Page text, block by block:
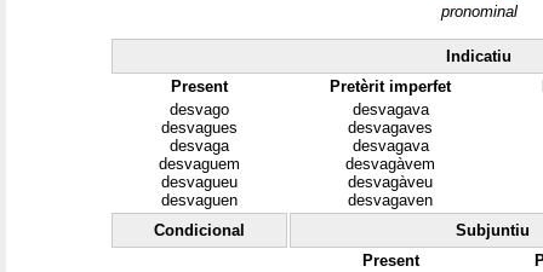
pronominal
Indicatiu
Present
Pretèrit imperfet
desvago
desvagues
desvaga
desvaguem
desvagueu
desvaguen
desvagava
desvagaves
desvagava
desvagàvem
desvagàveu
desvagaven
Condicional
Subjuntiu
Present